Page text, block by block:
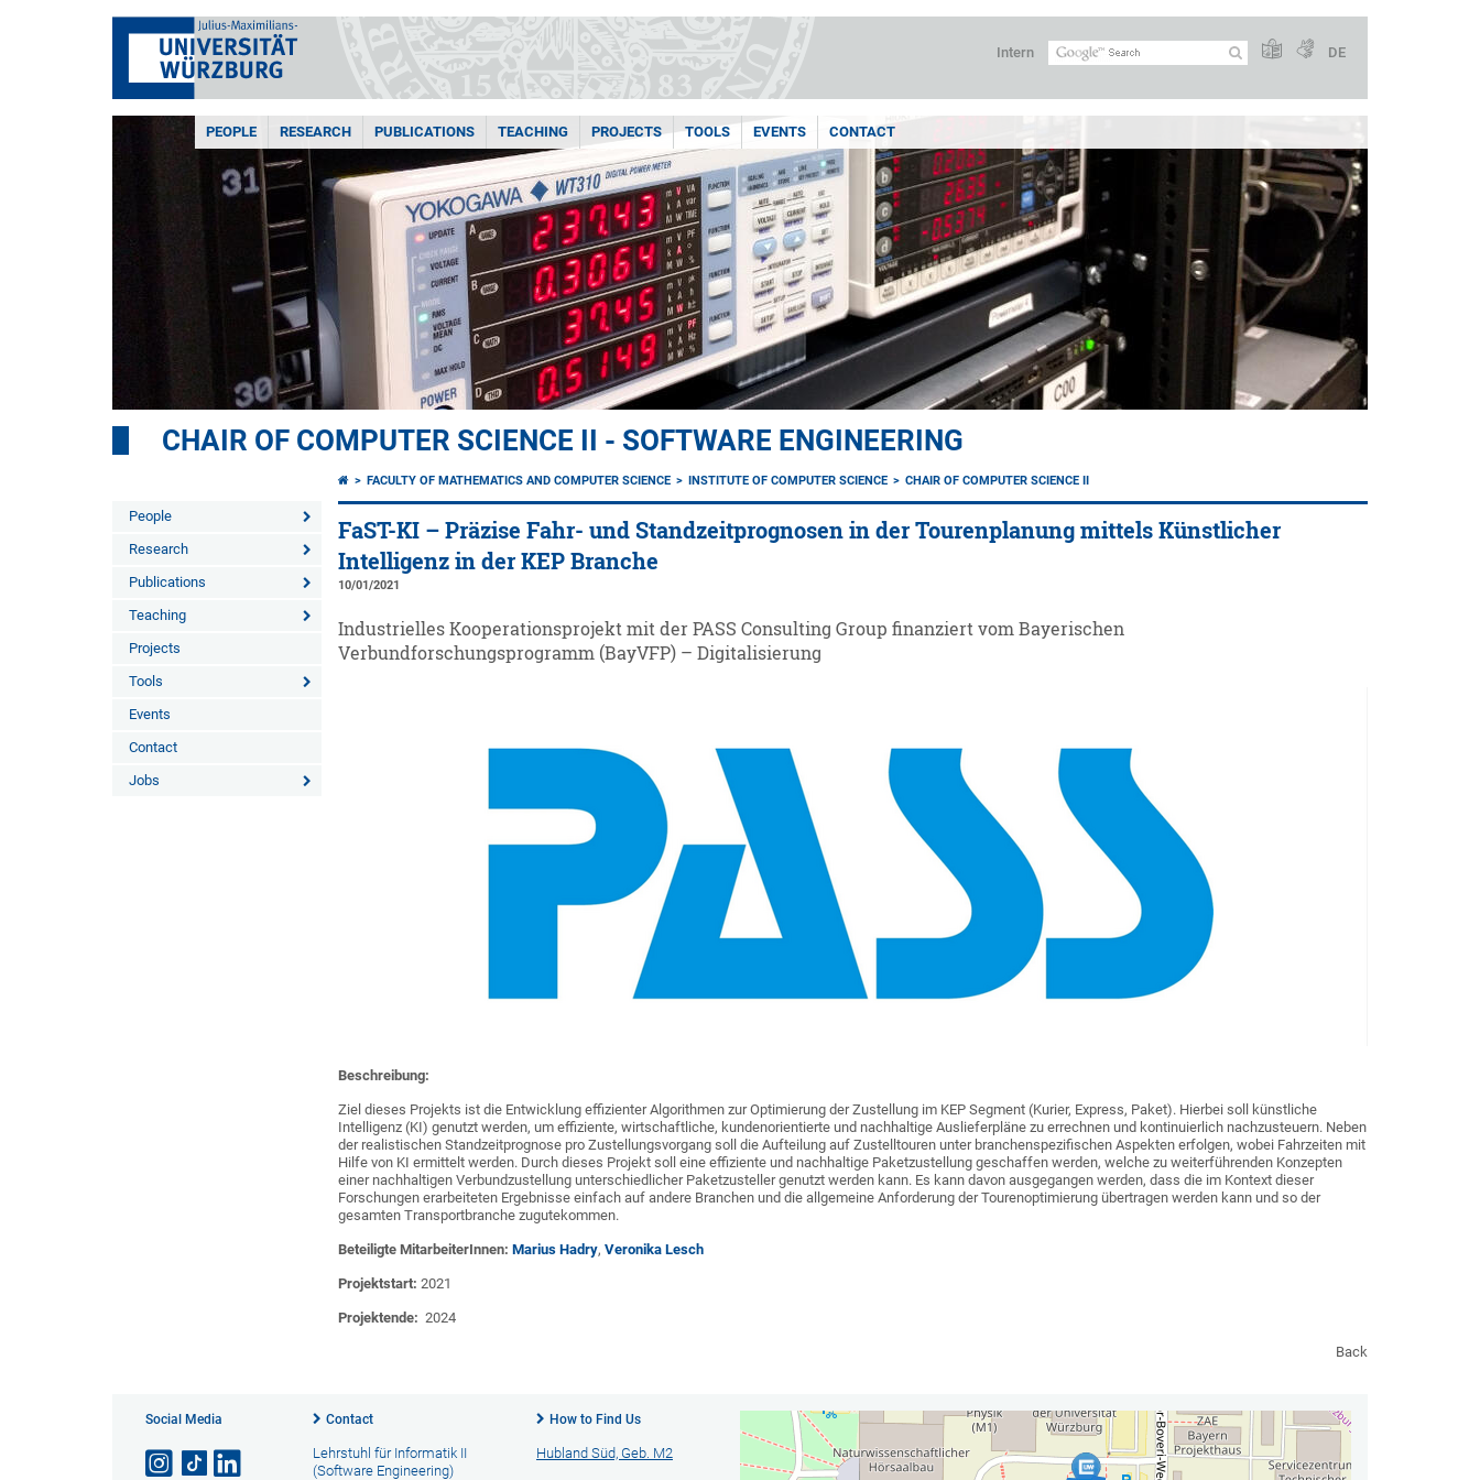
Intern DE
PEOPLE RESEARCH PUBLICATIONS TEACHING PROJECTS TOOLS EVENTS CONTACT
CHAIR OF COMPUTER SCIENCE II - SOFTWARE ENGINEERING
People
Research
Publications
Teaching
Projects
Tools
Events
Contact
Jobs
FACULTY OF MATHEMATICS AND COMPUTER SCIENCE INSTITUTE OF COMPUTER SCIENCE CHAIR OF COMPUTER SCIENCE II
FaST-KI – Präzise Fahr- und Standzeitprognosen in der Tourenplanung mittels Künstlicher
Intelligenz in der KEP Branche
10/01/2021
Industrielles Kooperationsprojekt mit der PASS Consulting Group finanziert vom Bayerischen
Verbundforschungsprogramm (BayVFP) – Digitalisierung
Beschreibung:
Ziel dieses Projekts ist die Entwicklung effizienter Algorithmen zur Optimierung der Zustellung im KEP Segment (Kurier, Express, Paket). Hierbei soll künstliche
Intelligenz (KI) genutzt werden, um effiziente, wirtschaftliche, kundenorientierte und nachhaltige Auslieferpläne zu errechnen und kontinuierlich nachzusteuern. Neben
der realistischen Standzeitprognose pro Zustellungsvorgang soll die Aufteilung auf Zustelltouren unter branchenspezifischen Aspekten erfolgen, wobei Fahrzeiten mit
Hilfe von KI ermittelt werden. Durch dieses Projekt soll eine effiziente und nachhaltige Paketzustellung geschaffen werden, welche zu weiterführenden Konzepten
einer nachhaltigen Verbundzustellung unterschiedlicher Paketzusteller genutzt werden kann. Es kann davon ausgegangen werden, dass die im Kontext dieser
Forschungen erarbeiteten Ergebnisse einfach auf andere Branchen und die allgemeine Anforderung der Tourenoptimierung übertragen werden kann und so der
gesamten Transportbranche zugutekommen.
Beteiligte MitarbeiterInnen: Marius Hadry,Veronika Lesch
Projektstart:2021
Projektende: 2024
Back
Social Media Contact
Lehrstuhl für Informatik II
(Software Engineering)
How to Find Us
Hubland Süd, Geb. M2